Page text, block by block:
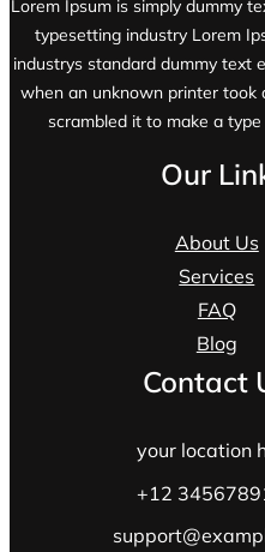
Lorem Ipsum is simply dummy
typesetting industry Lorem
industrys standard dummy text
when an unknown printer took
scrambled it to make a
Our
About Us
Services
FAQ
Blog
Contact
your location
+12